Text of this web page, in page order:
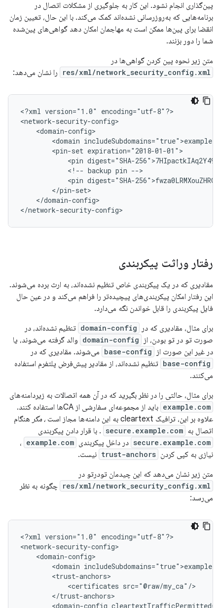
پین‌گذاری انجام نشود. این کار به جلوگیری از مشکلات اتصال در
برنامه‌هایی که به‌روزرسانی نشده‌اند کمک می‌کند. با این حال، تعیین زمان
انقضا برای پین‌ها ممکن است به مهاجمان امکان دهد گواهی‌های پین‌شده
شما را دور بزنند.
متن زیر نحوه پین ​​کردن گواهی‌ها در
res/xml/network_security_config.xml را نشان می‌دهد:
<?xml version="1.0"
encoding="utf-8"?>
<domain
<pin-set
<pin
<!-- backup pin
<pin
</domain-config>
</network-security-config>
رفتار وراثت پیکربندی
مقادیری که در یک پیکربندی خاص تنظیم نشده‌اند، به ارث برده می‌شوند.
این رفتار امکان پیکربندی‌های پیچیده‌تر را فراهم می‌کند و در عین حال
فایل پیکربندی را قابل خواندن نگه می‌دارد.
برای مثال، مقادیری که در
domain-config تنظیم نشده‌اند، در
صورت تو در تو بودن، از
domain-config والد گرفته می‌شوند، یا
در غیر این صورت از
base-config می‌شوند. مقادیری که در
base-config تنظیم نشده‌اند، از مقادیر پیش‌فرض پلتفرم استفاده
می‌کنند.
برای مثال، حالتی را در نظر بگیرید که در آن همه اتصالات به زیردامنه‌های
example.com
باید از مجموعه‌ای سفارشی از CAها استفاده کنند.
علاوه بر این، ترافیک cleartext به این دامنه‌ها مجاز است
، مگر هنگام
اتصال به secure.example.com . با قرار دادن پیکربندی
secure.example.com در داخل پیکربندی example.com ،
نیازی به کپی کردن trust-anchors نیست.
متن زیر نشان می‌دهد که این چیدمان تودرتو در
res/xml/network_security_config.xml چگونه به نظر
می‌رسد:
<?xml version="1.0"
encoding="utf-8"?>
<domain
<certificates
<domain-config